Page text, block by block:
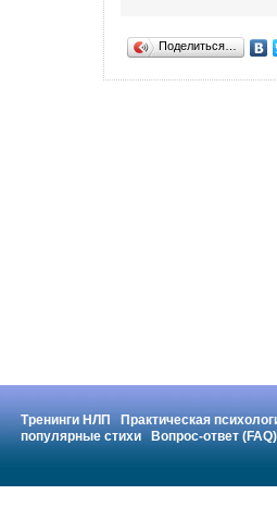
Поделиться…
Тренинги НЛП
Практическая
популярные стихи
Вопрос-ответ (FAQ)